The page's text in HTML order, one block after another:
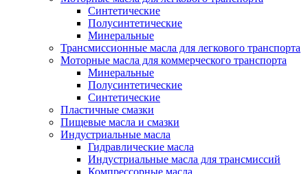
Синтетические
Полусинтетические
Минеральные
Трансмиссионные масла для легкового транспорта
Моторные масла для коммерческого транспорта
Минеральные
Полусинтетические
Синтетические
Пластичные смазки
Пищевые масла и смазки
Индустриальные масла
Гидравлические масла
Индустриальные масла для трансмиссий
Компрессорные масла